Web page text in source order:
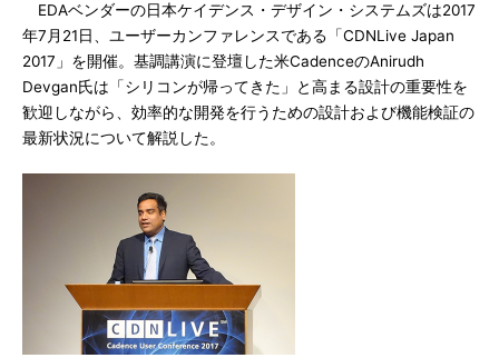
EDAベンダーの日本ケイデンス・デザイン・システムズは2017
年7月21日、ユーザーカンファレンスである「CDNLive Japan
2017」を開催。基調講演に登壇した米CadenceのAnirudh
Devgan氏は「シリコンが帰ってきた」と高まる設計の重要性を
歓迎しながら、効率的な開発を行うための設計および機能検証の
最新状況について解説した。